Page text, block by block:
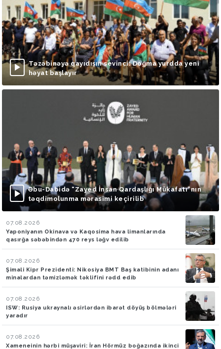
Təzəbinəyə qayıdışın sevinci: Doğma yurdda yeni
həyat başlayır
Əbu-Dabidə “Zayed İnsan Qardaşlığı Mükafatı”nın
təqdimolunma mərasimi keçirilib
07.08.2026
Yaponiyanın Okinava və Kaqosima hava limanlarında
qasırğa səbəbindən 470 reys ləğv edilib
07.08.2026
Şimali Kipr Prezidenti: Nikosiya BMT Baş katibinin adanı
minalardan təmizləmək təklifini rədd edib
07.08.2026
ISW: Rusiya ukraynalı əsirlərdən ibarət döyüş bölmələri
yaradır
07.08.2026
Xameneinin hərbi müşaviri: İran Hörmüz boğazında ikinci